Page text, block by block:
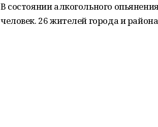
В состоянии алкогольного
человек. 26 жителей города и